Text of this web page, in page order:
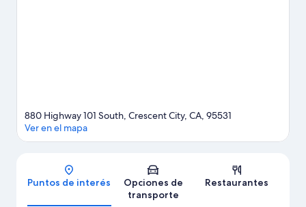
Mapa
880 Highway 101 South, Crescent City, CA, 95531
Ver en el mapa
Puntos de interés
Opciones de
transporte
Restaurantes